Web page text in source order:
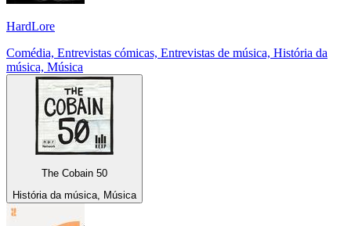
HardLore
Comédia, Entrevistas cómicas, Entrevistas de música, História da
música, Música
The Cobain 50
História da música, Música